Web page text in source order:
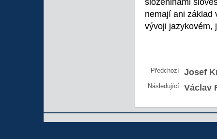
složeninami
nemají ani základ
vývoji jazykovém,
Předchozí Josef
Následující Václav